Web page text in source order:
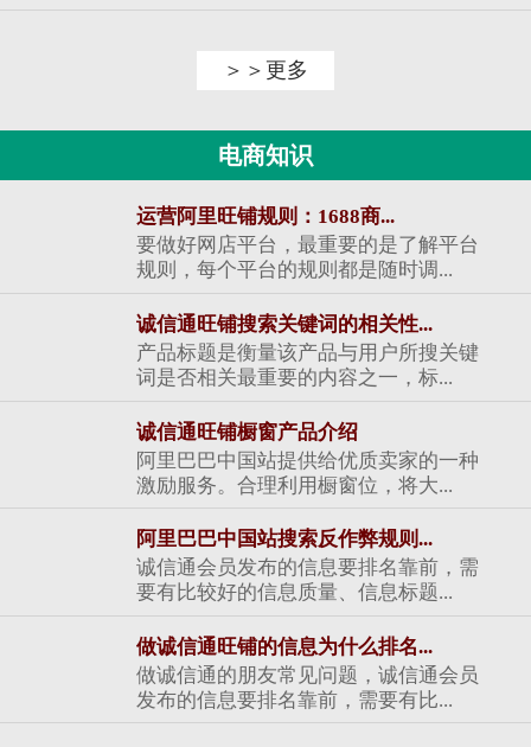
＞＞更多
电商知识
运营阿里旺铺规则：1688商...
要做好网店平台，最重要的是了解平台
规则，每个平台的规则都是随时调...
诚信通旺铺搜索关键词的相关性...
产品标题是衡量该产品与用户所搜关键
词是否相关最重要的内容之一，标...
诚信通旺铺橱窗产品介绍
阿里巴巴中国站提供给优质卖家的一种
激励服务。合理利用橱窗位，将大...
阿里巴巴中国站搜索反作弊规则...
诚信通会员发布的信息要排名靠前，需
要有比较好的信息质量、信息标题...
做诚信通旺铺的信息为什么排名...
做诚信通的朋友常见问题，诚信通会员
发布的信息要排名靠前，需要有比...